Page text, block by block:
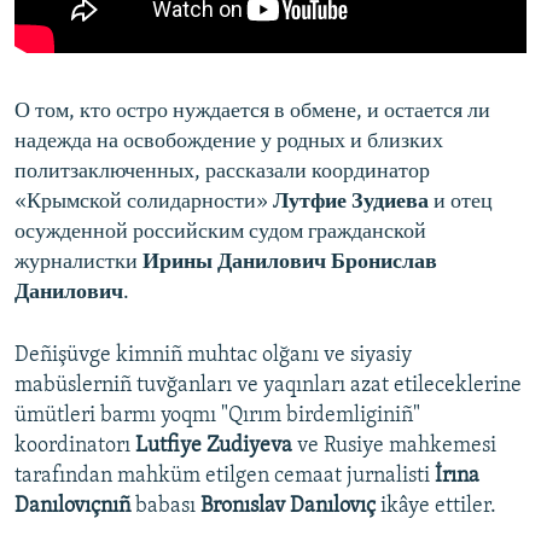
О том, кто остро нуждается в обмене, и остается ли
надежда на освобождение у родных и близких
политзаключенных, рассказали координатор
«Крымской солидарности» Лутфие Зудиева и отец
осужденной российским судом гражданской
журналистки Ирины Данилович Бронислав
Данилович.
Deñişüvge kimniñ muhtac olğanı ve siyasiy
mabüslerniñ tuvğanları ve yaqınları azat etileceklerine
ümütleri barmı yoqmı "Qırım birdemliginiñ"
koordinatorı Lutfiye Zudiyeva ve Rusiye mahkemesi
tarafından mahküm etilgen cemaat jurnalisti İrına
Danılovıçnıñ babası Bronıslav Danılovıçikâye ettiler.